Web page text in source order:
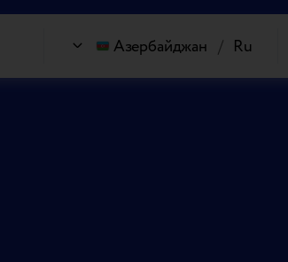
Азербайджан / Ru